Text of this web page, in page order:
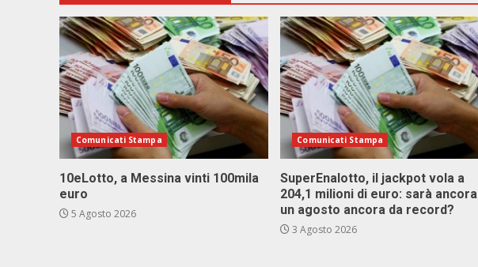
Comunicati Stampa
10eLotto, a Messina vinti 100mila
euro
5 Agosto 2026
Comunicati Stampa
SuperEnalotto, il jackpot vola a
204,1 milioni di euro: sarà ancora
un agosto ancora da record?
3 Agosto 2026